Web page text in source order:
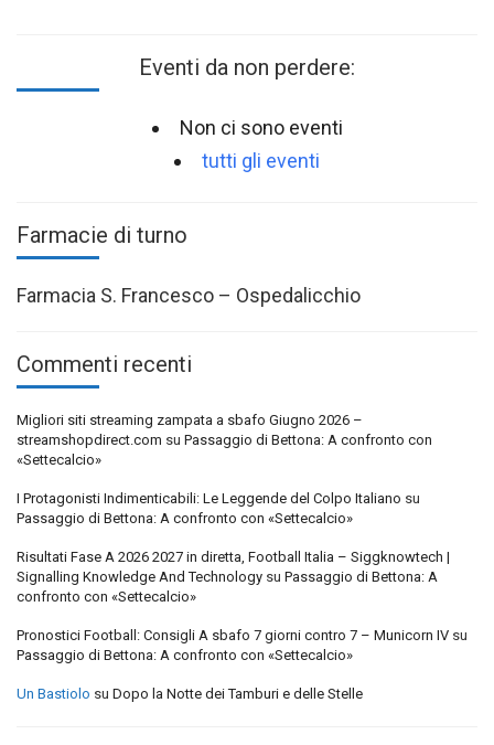
Eventi da non perdere:
Non ci sono eventi
tutti gli eventi
Farmacie di turno
Farmacia S. Francesco – Ospedalicchio
Commenti recenti
Migliori siti streaming zampata a sbafo Giugno 2026 –
streamshopdirect.com su Passaggio di Bettona: A confronto con
«Settecalcio»
I Protagonisti Indimenticabili: Le Leggende del Colpo Italiano su
Passaggio di Bettona: A confronto con «Settecalcio»
Risultati Fase A 2026 2027 in diretta, Football Italia – Siggknowtech |
Signalling Knowledge And Technology su Passaggio di Bettona: A
confronto con «Settecalcio»
Pronostici Football: Consigli A sbafo 7 giorni contro 7 – Municorn IV su
Passaggio di Bettona: A confronto con «Settecalcio»
Un Bastiolo su Dopo la Notte dei Tamburi e delle Stelle